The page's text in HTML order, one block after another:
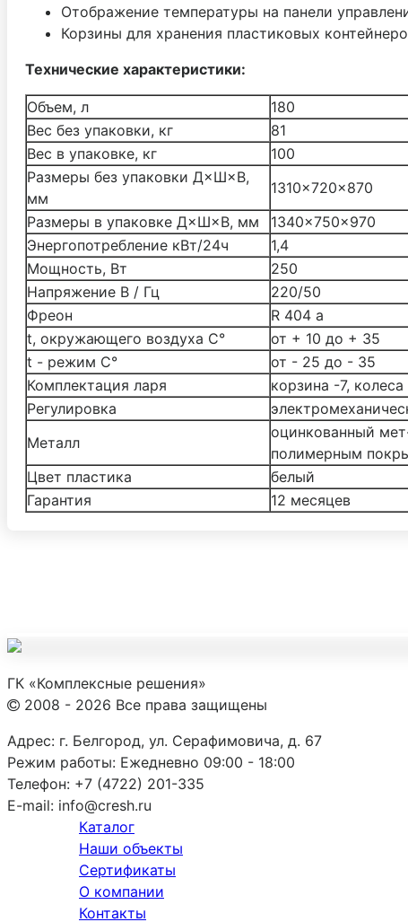
Отображение температуры на панели
Корзины для хранения пластиковых
Технические характеристики:
Объем, л
180
Вес без упаковки, кг
81
Вес в упаковке, кг
100
Размеры без упаковки Д×Ш×В,
мм
1310×720×870
Размеры в упаковке Д×Ш×В, мм
1340×750×970
Энергопотребление кВт/24ч
1,4
Мощность, Вт
250
Напряжение В / Гц
220/50
Фреон
R 404 a
t, окружающего воздуха С°
от + 10 до + 35
t - режим С°
от - 25 до - 35
Комплектация ларя
корзина -7,
Регулировка
Металл
оцинкованный
полимерным
Цвет пластика
белый
Гарантия
12 месяцев
ГК «Комплексные решения»
2008 - 2026 Все права защищены
Адрес: г. Белгород, ул. Серафимовича, д. 67
Режим работы: Ежедневно 09:00 - 18:00
Телефон: +7 (4722) 201-335
E-mail: info@cresh.ru
Каталог
Наши объекты
Сертификаты
О компании
Контакты